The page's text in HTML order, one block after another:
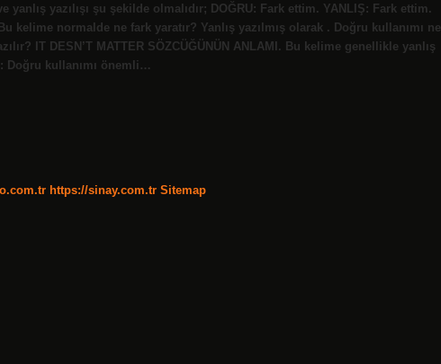
yazılışı şu şekilde olmalıdır; DOĞRU: Fark ettim. YANLIŞ: Fark ettim.
kelime normalde ne fark yaratır? Yanlış yazılmış olarak . Doğru kullanımı ne
IT DESN’T MATTER SÖZCÜĞÜNÜN ANLAMI. Bu kelime genellikle yanlış
Doğru kullanımı önemli…
https://sinay.com.tr Sitemap